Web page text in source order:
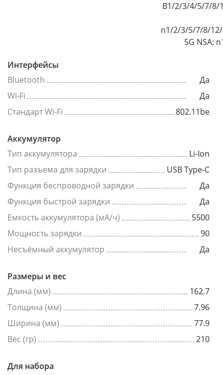
B1/2/3/4/5/7/8/
n1/2/3/5/7/8/
5G NSA:
Интерфейсы
Bluetooth
Да
Wi-Fi
Да
Стандарт Wi-Fi
802.11be
Аккумулятор
Тип аккумулятора
Li-Ion
Тип разъема для зарядки
USB Type-C
Функция беспроводной зарядки
Да
Функция быстрой зарядки
Да
Емкость аккумулятора (мА/ч)
5500
Мощность зарядки
90
Несъёмный аккумулятор
Да
Размеры и вес
Длина (мм)
162.7
Толщина (мм)
7.96
Ширина (мм)
77.9
Вес (гр)
210
Для набора